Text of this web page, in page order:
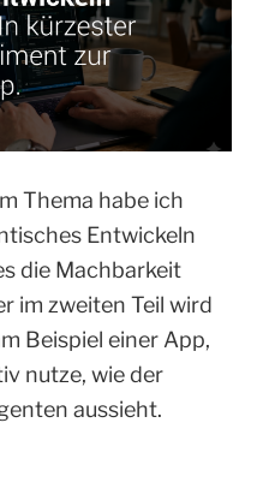
Asset-
Ausspielung
beschleunigt“
Thema habe ich
Entwickeln
die Machbarkeit
im zweiten Teil wird
Beispiel einer App,
nutze, wie der
aussieht.